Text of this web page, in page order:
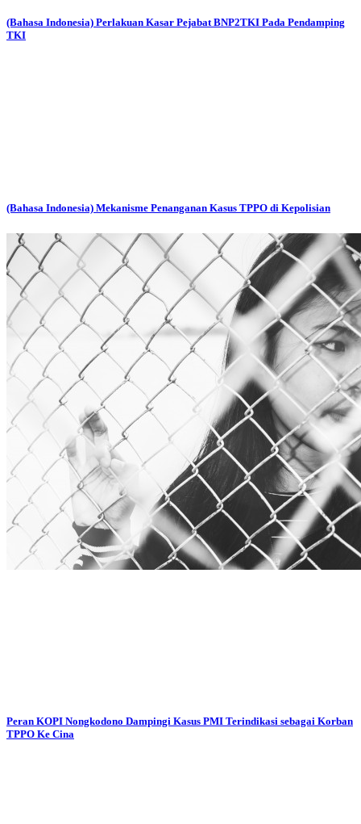
(Bahasa Indonesia) Perlakuan Kasar Pejabat BNP2TKI Pada Pendamping
TKI
(Bahasa Indonesia) Mekanisme Penanganan Kasus TPPO di Kepolisian
Peran KOPI Nongkodono Dampingi Kasus PMI Terindikasi sebagai Korban
TPPO Ke Cina